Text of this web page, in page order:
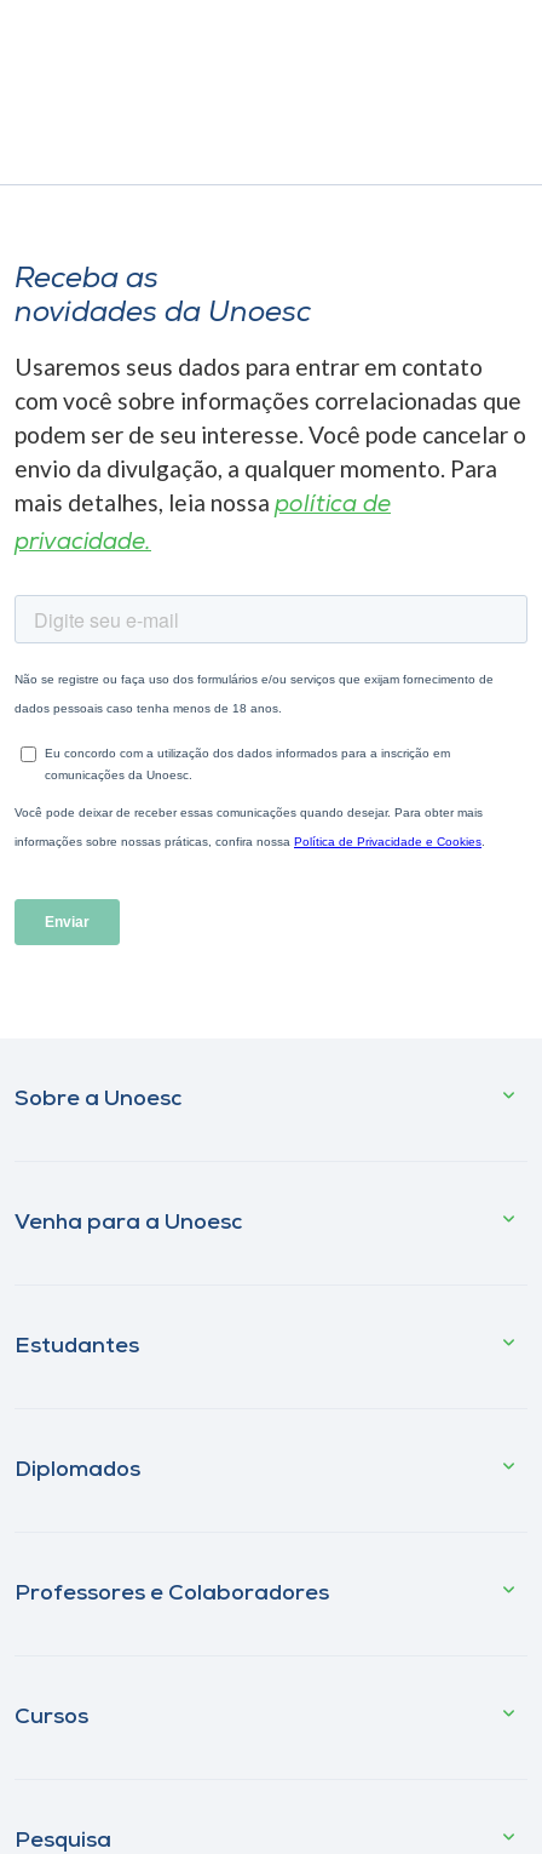
Receba as
novidades da Unoesc
Usaremos seus dados para entrar em contato
com você sobre informações correlacionadas que
podem ser de seu interesse. Você pode cancelar o
envio da divulgação, a qualquer momento. Para
mais detalhes, leia nossa política de
privacidade.
Sobre a Unoesc
Venha para a Unoesc
Estudantes
Diplomados
Professores e Colaboradores
Cursos
Pesquisa